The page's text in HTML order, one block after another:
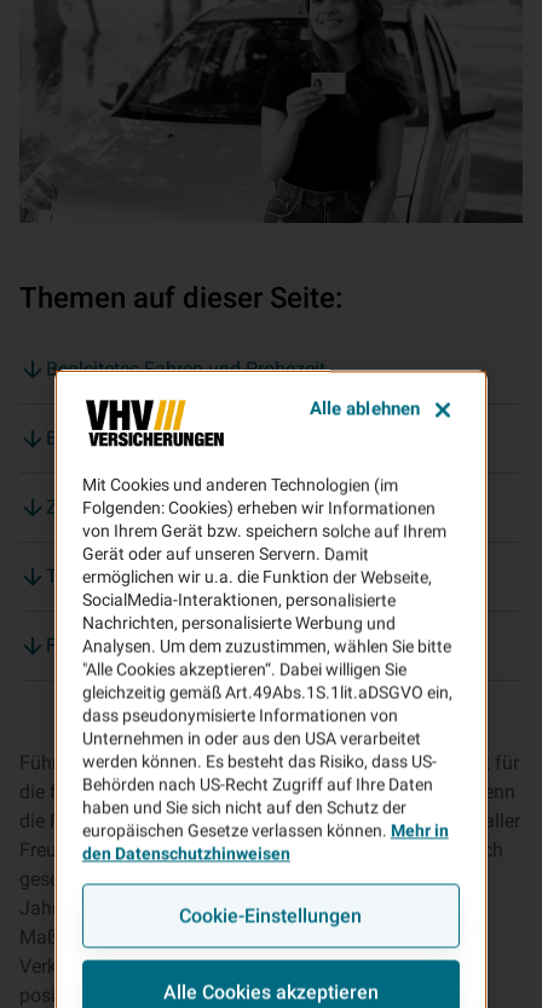
Themen auf dieser Seite:
Begleitetes Fahren und Probezeit
Bei der Kfz-Ver­si­che­rung sparen
Zusatzbaustein TELEMATIK
Typklasse
Fahranfänger - großes Unfallrisiko
Führerschein für Fahranfänger - Ein Stück mehr Freiheit für
die fast erwachsenen Kinder, aber auch für die Eltern, denn
die Fahrdienste mit dem „Familientaxi“ fallen weg. Bei aller
Freude treten auch Bedenken und Sorgen auf. Statistisch
gesehen haben jungen Menschen zwischen 18 und 24
Jahren das größte Unfallrisiko (Quelle:ADAC
Maßnahmen, die Fahranfänger zu sicheren
Verkehrsteilnehmern machen sollen und sich zugleich
positiv auf die Prämie der Kfz-Versicherung auswirken.
Mit Cookies und anderen Technologien (im
Folgenden: Cookies) erheben wir Informationen
von Ihrem Gerät bzw. speichern solche auf Ihrem
Gerät oder auf unseren Servern. Damit
ermöglichen wir u.a. die Funktion der Webseite,
SocialMedia-Interaktionen, personalisierte
Nachrichten, personalisierte Werbung und
Analysen. Um dem zuzustimmen, wählen Sie bitte
"Alle Cookies akzeptieren“. Dabei willigen Sie
gleichzeitig gemäß Art.49Abs.1S.1lit.aDSGVO ein,
dass pseudonymisierte Informationen von
Unternehmen in oder aus den USA verarbeitet
werden können. Es besteht das Risiko, dass US-
Behörden nach US-Recht Zugriff auf Ihre Daten
haben und Sie sich nicht auf den Schutz der
europäischen Gesetze verlassen können. Mehr in
den Datenschutzhinweisen
Cookie-Einstellungen
Alle Cookies akzeptieren
Alle ablehnen